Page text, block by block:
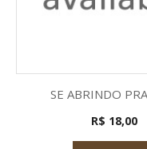
 Visualização
SE ABRINDO
R$ 18,00